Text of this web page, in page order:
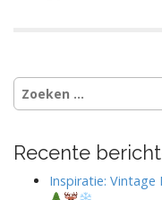
Zoeken
naar:
Recente
Inspiratie: Vintage